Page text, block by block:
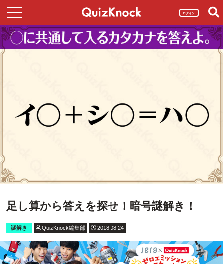
ログイン
足し算から答えを探せ！暗号謎解き！
謎解き QuizKnock編集部 2018.08.24